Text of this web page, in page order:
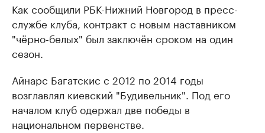
Как сообщили РБК-Нижний Новгород в пресс-
службе клуба, контракт с новым наставником
"чёрно-белых" был заключён сроком на один
сезон.
Айнарс Багатскис с 2012 по 2014 годы
возглавлял киевский "Будивельник". Под его
началом клуб одержал две победы в
национальном первенстве.